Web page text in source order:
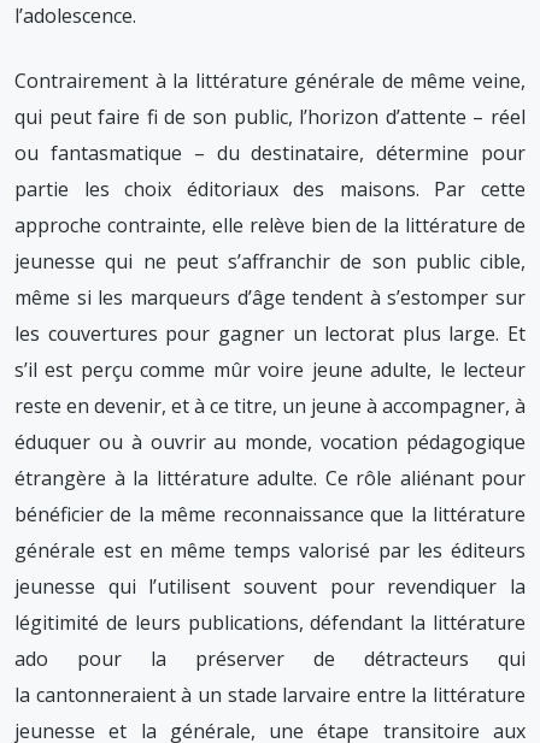
l’adolescence.
Contrairement à la littérature générale de même veine,
qui peut faire fi de son public, l’horizon d’attente – réel
ou fantasmatique – du destinataire, détermine pour
partie les choix éditoriaux des maisons. Par cette
approche contrainte, elle relève bien de la littérature de
jeunesse qui ne peut s’affranchir de son public cible,
même si les marqueurs d’âge tendent à s’estomper sur
les couvertures pour gagner un lectorat plus large. Et
s’il est perçu comme mûr voire jeune adulte, le lecteur
reste en devenir, et à ce titre, un jeune à accompagner, à
éduquer ou à ouvrir au monde, vocation pédagogique
étrangère à la littérature adulte. Ce rôle aliénant pour
bénéficier de la même reconnaissance que la littérature
générale est en même temps valorisé par les éditeurs
jeunesse qui l’utilisent souvent pour revendiquer la
légitimité de leurs publications, défendant la littérature
ado pour la préserver de détracteurs qui
la cantonneraient à un stade larvaire entre la littérature
jeunesse et la générale, une étape transitoire aux